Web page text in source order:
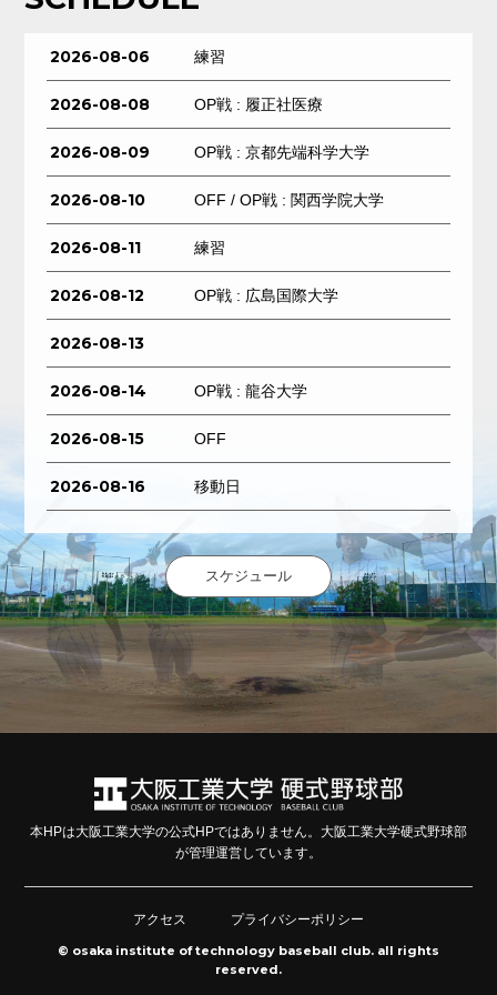
2026-08-06 練習
2026-08-08 OP戦 : 履正社医療
2026-08-09 OP戦 : 京都先端科学大学
2026-08-10 OFF / OP戦 : 関西学院大学
2026-08-11 練習
2026-08-12 OP戦 : 広島国際大学
2026-08-13
2026-08-14 OP戦 : 龍谷大学
2026-08-15 OFF
2026-08-16 移動日
スケジュール
本HPは大阪工業大学の公式HPではありません。大阪工業大学硬式野球部
が管理運営しています。
アクセス
プライバシーポリシー
© osaka institute of technology baseball club. all rights
reserved.